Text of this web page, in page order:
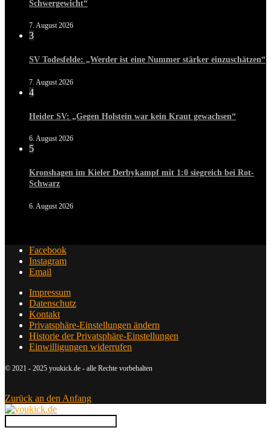
Schwergewicht“
7. August 2026
3
SV Todesfelde: „Werder ist eine Nummer stärker einzuschätzen“
7. August 2026
4
Heider SV: „Gegen Holstein war kein Kraut gewachsen“
6. August 2026
5
Kronshagen im Kieler Derbykampf mit 1:0 siegreich bei Rot-
Schwarz
6. August 2026
Facebook
Instagram
Email
Impressum
Datenschutz
Kontakt
Privatsphäre-Einstellungen ändern
Historie der Privatsphäre-Einstellungen
Einwilligungen widerrufen
© 2021 - 2025 youkick.de - alle Rechte vorbehalten
Zurück an den Anfang